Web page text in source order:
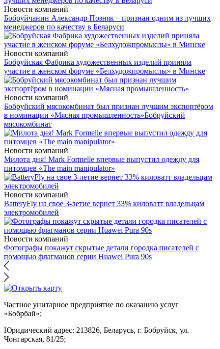
Новости компаний
Бобруйчанин Александр Позняк – признан одним из лучших
менеджеров по качеству в Беларуси
Новости компаний
Бобруйская Фабрика художественных изделий приняла
участие в женском форуме «Белхудожпромыслы» в Минске
Новости компаний
Бобруйский мясокомбинат был признан лучшим экспортёром
в номинации «Мясная промышленность»Бобруйский
мясокомбинат
Новости компаний
Милота дня! Mark Formelle впервые выпустил одежду для
питомцев «The main manipulator»
Новости компаний
BatteryFly на свое 3-летие вернет 33% киловатт владельцам
электромобилей
Новости компаний
Фотографы покажут скрытые детали городка писателей с
помощью флагманов серии Huawei Pura 90s
Частное унитарное предприятие по оказанию услуг
«Бобрбай»;
Юридический адрес: 213826, Беларусь, г. Бобруйск, ул.
Чонгарская, 81/25;